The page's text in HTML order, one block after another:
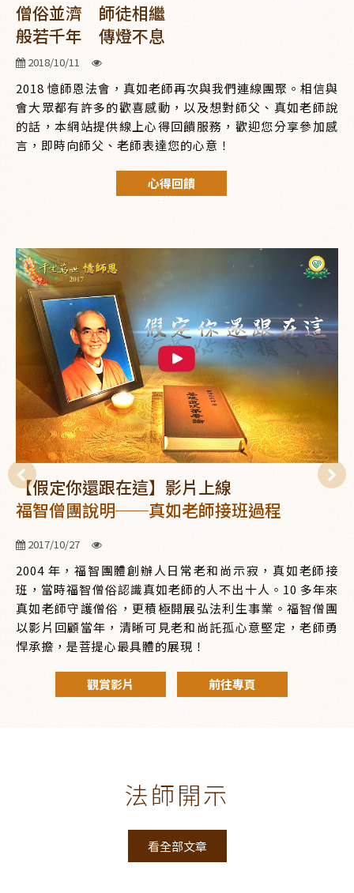
僧俗並濟 師徒相繼
般若千年 傳燈不息
2018/10/11
2018 憶師恩法會，真如老師再次與我們連線團聚。相信與
會大眾都有許多的歡喜感動，以及想對師父、真如老師說
的話，本網站提供線上心得回饋服務，歡迎您分享參加感
言，即時向師父、老師表達您的心意！
心得回饋
【假定你還跟在這】影片上線
福智僧團說明──真如老師接班過程
2017/10/27
2004 年，福智團體創辦人日常老和尚示寂，真如老師接
班，當時福智僧俗認識真如老師的人不出十人。10 多年來
真如老師守護僧俗，更積極開展弘法利生事業。福智僧團
以影片回顧當年，清晰可見老和尚託孤心意堅定，老師勇
悍承擔，是菩提心最具體的展現！
觀賞影片 前往專頁
法師開示
看全部文章